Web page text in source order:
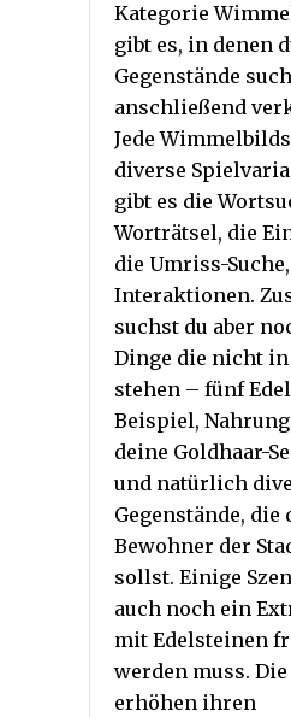
Kategorie
gibt es, in denen
Gegenstände
anschließend
Jede
diverse
gibt es die
Worträtsel, die
die Umriss-Suche,
Interaktionen.
suchst du aber
Dinge die nicht
stehen – fünf
Beispiel,
deine Goldhaar-
und natürlich
Gegenstände, die
Bewohner der
sollst. Einige
auch noch ein
mit Edelsteinen
werden muss. Die
erhöhen ihren